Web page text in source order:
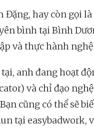
Đặng, hay còn gọi
bình tại Bình
và thực hành
anh đang hoạt
và chỉ đạo
cũng có thể sẽ
tại easybadwork,